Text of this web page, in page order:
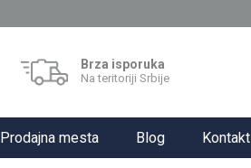
Brza isporuka
Na teritoriji Srbije
Prodajna mesta Blog Kontakt